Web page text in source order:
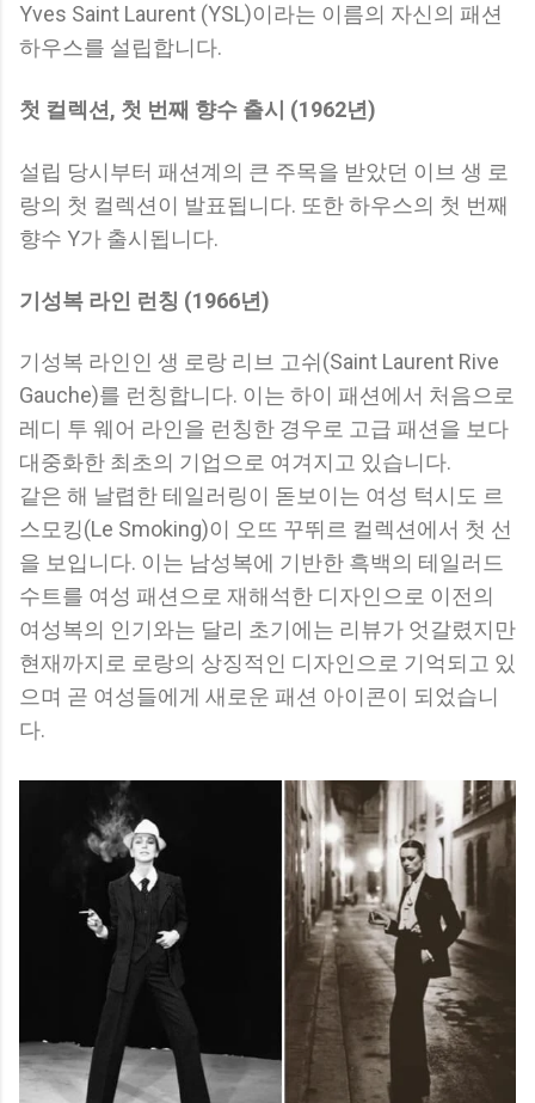
Yves Saint Laurent (YSL)이라는 이름의 자신의 패션
하우스를 설립합니다.
첫 컬렉션, 첫 번째 향수 출시 (1962년)
설립 당시부터 패션계의 큰 주목을 받았던 이브 생 로
랑의 첫 컬렉션이 발표됩니다. 또한 하우스의 첫 번째
향수 Y가 출시됩니다.
기성복 라인 런칭 (1966년)
기성복 라인인 생 로랑 리브 고쉬(Saint Laurent Rive
Gauche)를 런칭합니다. 이는 하이 패션에서 처음으로
레디 투 웨어 라인을 런칭한 경우로 고급 패션을 보다
대중화한 최초의 기업으로 여겨지고 있습니다.
같은 해 날렵한 테일러링이 돋보이는 여성 턱시도 르
스모킹(Le Smoking)이 오뜨 꾸뛰르 컬렉션에서 첫 선
을 보입니다. 이는 남성복에 기반한 흑백의 테일러드
수트를 여성 패션으로 재해석한 디자인으로 이전의
여성복의 인기와는 달리 초기에는 리뷰가 엇갈렸지만
현재까지로 로랑의 상징적인 디자인으로 기억되고 있
으며 곧 여성들에게 새로운 패션 아이콘이 되었습니
다.